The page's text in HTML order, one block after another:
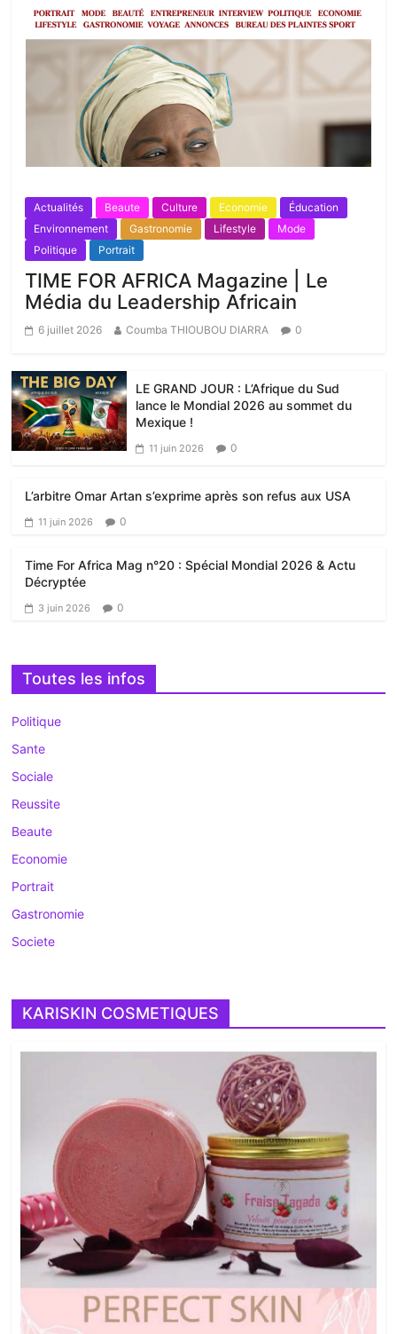
Actualités Beaute Culture Economie
Éducation
Environnement
Gastronomie Lifestyle
Mode
Politique
Portrait
TIME FOR AFRICA Magazine | Le
Média du Leadership Africain
6 juillet 2026 Coumba THIOUBOU DIARRA 0
LE GRAND JOUR : L’Afrique du Sud
lance le Mondial 2026 au sommet du
Mexique !
11 juin 2026 0
L’arbitre Omar Artan s’exprime après son refus aux USA
11 juin 2026 0
Time For Africa Mag n°20 : Spécial Mondial 2026 & Actu
Décryptée
3 juin 2026 0
Toutes les infos
Politique
Sante
Sociale
Reussite
Beaute
Economie
Portrait
Gastronomie
Societe
KARISKIN COSMETIQUES